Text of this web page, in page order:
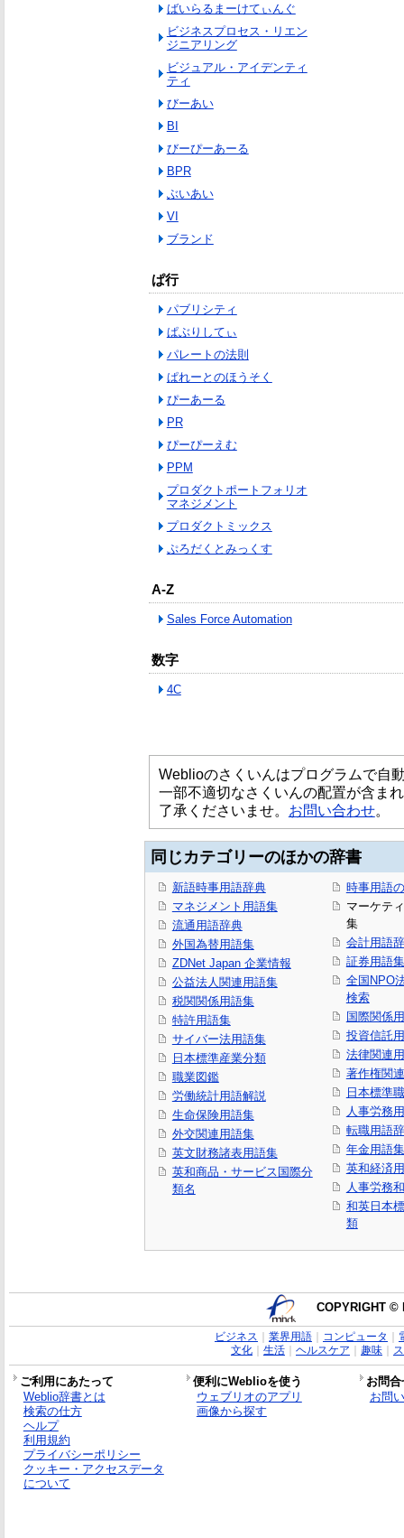
ばいらるまーけてぃんぐ
ビジネスプロセス・リエン
ジニアリング
ビジュアル・アイデンティ
ティ
びーあい
BI
びーぴーあーる
BPR
ぶいあい
VI
ブランド
ぱ行
パブリシティ
ぱぶりしてぃ
パレートの法則
ぱれーとのほうそく
ぴーあーる
PR
ぴーぴーえむ
PPM
プロダクトポートフォリオ
マネジメント
プロダクトミックス
ぷろだくとみっくす
A-Z
Sales Force Automation
数字
4C
Weblioのさくいんはプログラムで自
一部不適切なさくいんの配置が含ま
了承くださいませ。 お問い合わせ。
同じカテゴリーのほかの辞書
新語時事用語辞典
マネジメント用語集
流通用語辞典
外国為替用語集
ZDNet Japan 企業情報
公益法人関連用語集
税関関係用語集
特許用語集
サイバー法用語集
日本標準産業分類
職業図鑑
労働統計用語解説
生命保険用語集
外交関連用語集
英文財務諸表用語集
英和商品・サービス国際分
類名
時事用語
マーケテ
集
会計用語
証券用語集
全国NPO
検索
国際関係
投資信託
法律関連
著作権関
日本標準
人事労務
転職用語
年金用語集
英和経済
人事労務
和英日本
類
COPYRIGHT ©
ビジネス 業界用語｜ コンピュータ
文化｜ 生活｜ ヘルスケア 趣味｜
ご利用にあたって 便利にWeblioを使う
お問
Weblio辞書とは
検索の仕方
ヘルプ
利用規約
プライバシーポリシー
クッキー・アクセスデータ
について
ウェブリオのアプリ
画像から探す
お問